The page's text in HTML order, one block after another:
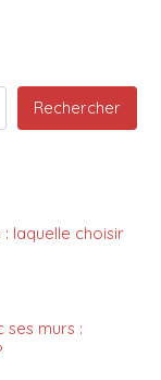
Rechercher
: laquelle choisir
murs :